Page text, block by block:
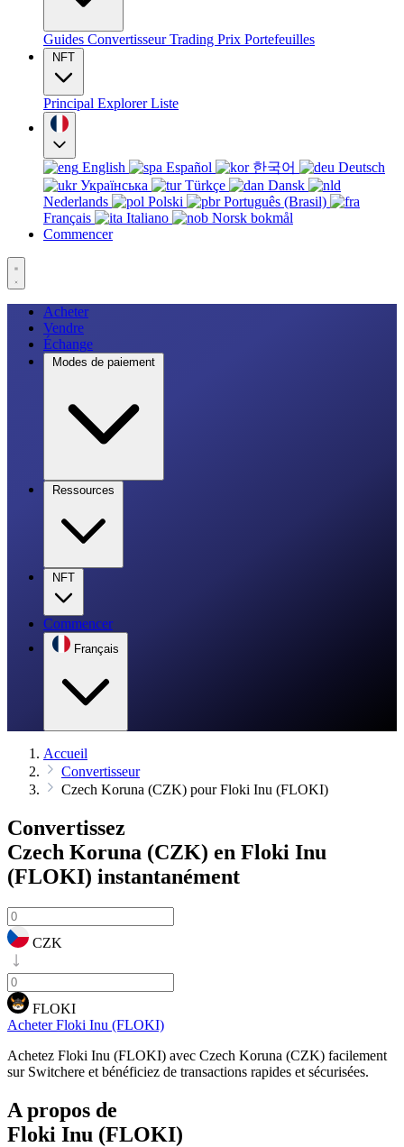
Guides ConvertisseurTrading Prix Portefeuilles
NFT
Principal ExplorerListe
English Español 한국어
Deutsch
Українська
Türkçe
Dansk
Nederlands
Polski
Português (Brasil)
Français
Italiano
Norsk bokmål
Commencer
Acheter
Vendre
Échange
Modes de paiement
Ressources
NFT
Commencer
Français
Accueil
Convertisseur
Czech Koruna (CZK) pour Floki Inu (FLOKI)
Convertissez
Czech Koruna (CZK) en Floki Inu
(FLOKI) instantanément
CZK
FLOKI
Acheter Floki Inu (FLOKI)
Achetez Floki Inu (FLOKI) avec Czech Koruna (CZK) facilement
sur Switchere et bénéficiez de transactions rapides et sécurisées.
A propos de
Floki Inu (FLOKI)